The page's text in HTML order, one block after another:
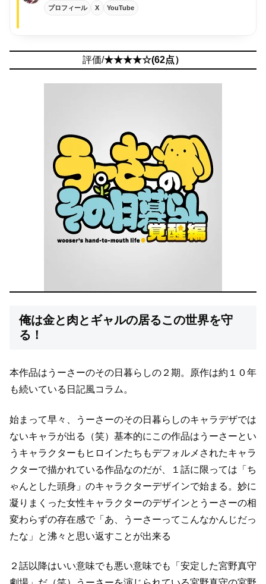
プロフィール X YouTube
評価/★★★★☆(62点）
俺は金と肉とギャルの居るこの世界を守
る！
本作品はうーさーのその日暮らしの２期。
原作は約１０年
も続いている日記風コラム。
始まって早々、うーさーのその日暮らしのキャラデザでは
ないキャラが出る（笑） 基本的にこの作品はうーさーとい
うキャラクターもヒロインたちもデフォルメされたキャラ
クターで描かれている作品なのだが、
１話に限っては「ち
ゃんとした頭身」のキャラクターデザインで始まる。 妙に
凝りまくった女性キャラクターのデザインとうーさーの相
変わらずの存在感で「あ、うーさーってこんなかんじだっ
たな」と沸々と思い返すことが出来る
２話以降はいい意味でも悪い意味でも「安定した宮野真守